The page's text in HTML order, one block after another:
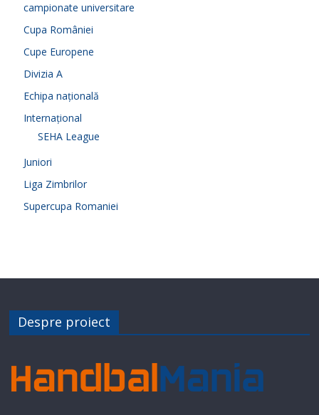
campionate universitare
Cupa României
Cupe Europene
Divizia A
Echipa națională
Internațional
SEHA League
Juniori
Liga Zimbrilor
Supercupa Romaniei
Despre proiect